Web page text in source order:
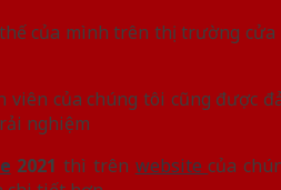
của mình trên thị trường
viên của chúng tôi cũng
nghiệm
2021 thì trên websitecủa